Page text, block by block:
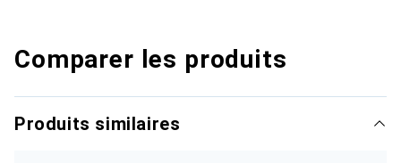
Comparer les produits
Produits similaires